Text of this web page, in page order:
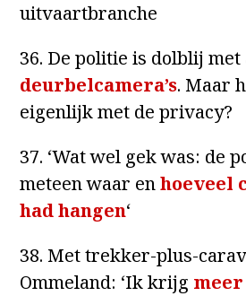
uitvaartbranche
36. De politie is dolblij met
deurbelcamera’s. Maar
eigenlijk met de privacy?
37. ‘Wat wel gek was: de
meteen waar enhoeveel
had hangen‘
38. Met trekker-plus-
Ommeland: ‘Ik krijg